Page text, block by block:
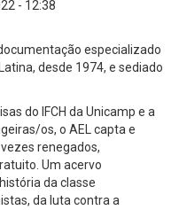
- 12:38
especializado
desde 1974, e sediado
do IFCH da Unicamp e a
os, o AEL capta e
renegados,
Um acervo
da classe
da luta contra a